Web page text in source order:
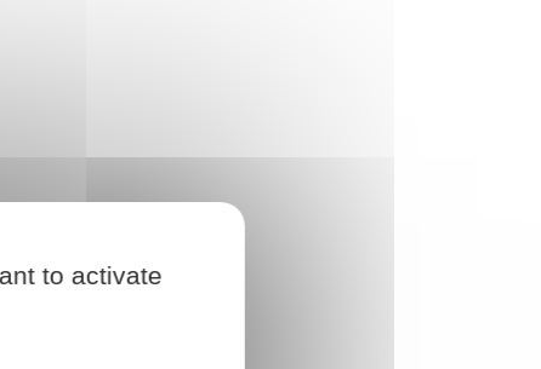
to activate